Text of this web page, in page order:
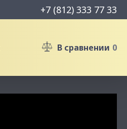
+7 (812) 333 77 33
В сравнении 0